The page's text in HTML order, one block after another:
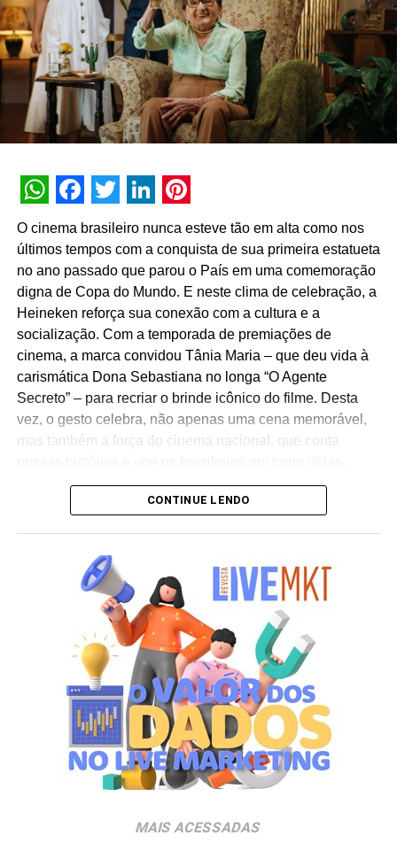
A SEGUIR
Vult comemora 18 anos e lança promoção “Voa
que o mundo é seu”
NÃO PERCA
General Shopping & Outlets do Brasil prepara
promoção em parceria com o Tinder
nossos veículos seminovos”, afirma Guilherme Spinace,
diretor de pós-venda e experiência do cliente da Kavak
Brasil.
WhatsApp
Facebook
Twitter
LinkedIn
Pinterest
O cinema brasileiro nunca esteve tão em alta como nos
últimos tempos com a conquista de sua primeira estatueta
no ano passado que parou o País em uma comemoração
digna de Copa do Mundo. E neste clima de celebração, a
Heineken reforça sua conexão com a cultura e a
socialização. Com a temporada de premiações de
cinema, a marca convidou Tânia Maria – que deu vida à
carismática Dona Sebastiana no longa “O Agente
Secreto” – para recriar o brinde icônico do filme. Desta
vez, o gesto celebra, não apenas uma cena memorável,
mas também a força do cinema nacional, que conta
sempre esteve ligada a momentos de
cinema nacional e reforçar nosso compromisso com a
socialização e em reunir as pessoas em momentos de
celebração”, afirma Williane Vieira, gerente de marketing
da Heineken no Brasil.
Para Laura Esteves, CCO da LePub São Paulo, “o
cinema brasileiro tem o poder de reunir pessoas e criar
conexões verdadeiras. Recriar o brinde icônico da Dona
Tânia em ‘O Agente Secreto’ é uma forma de celebrar
nosso cinema, com todo o Brasil unido em um brinde com
Heineken”.
cena que marcou a minha carreira e agora ganha um
CONTINUE LENDO
MAIS ACESSADAS